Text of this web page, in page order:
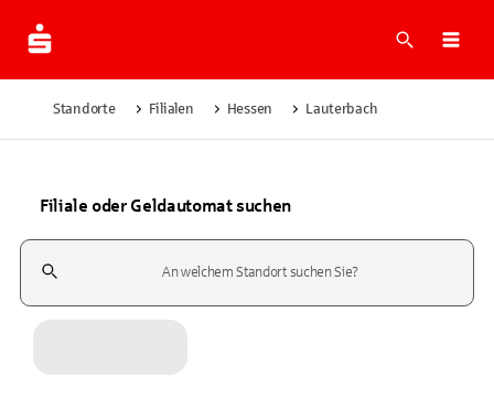
Suche
Standorte Filialen Hessen Lauterbach
Filiale oder Geldautomat suchen
Suchfeld